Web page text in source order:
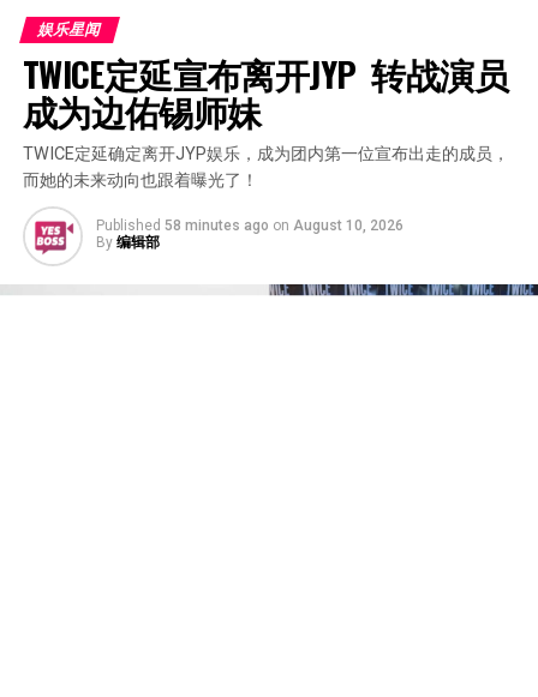
娱乐星闻
TWICE定延宣布离开JYP  转战演员
成为边佑锡师妹
TWICE定延确定离开JYP娱乐，成为团内第一位宣布出走的成员，
而她的未来动向也跟着曝光了！
Published 58 minutes ago on August 10, 2026
By 编辑部